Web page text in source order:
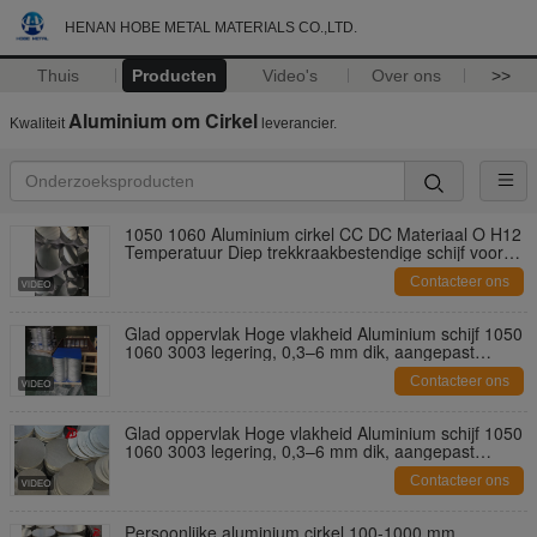
HENAN HOBE METAL MATERIALS CO.,LTD.
Thuis Producten Video's Over ons >>
Kwaliteit Aluminium om Cirkel leverancier.
1050 1060 Aluminium cirkel CC DC Materiaal O H12
Temperatuur Diep trekkraakbestendige schijf voor
Contacteer ons
Glad oppervlak Hoge vlakheid Aluminium schijf 1050
1060 3003 legering, 0,3–6 mm dik, aangepast
formaat Aluminium blanco voor lampafdekking en
Contacteer ons
Glad oppervlak Hoge vlakheid Aluminium schijf 1050
1060 3003 legering, 0,3–6 mm dik, aangepast
formaat Aluminium blanco voor lampafdekking en
Contacteer ons
Persoonlijke aluminium cirkel 100-1000 mm